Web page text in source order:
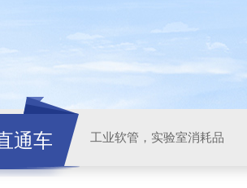
通车 工业软管，实验室消耗品